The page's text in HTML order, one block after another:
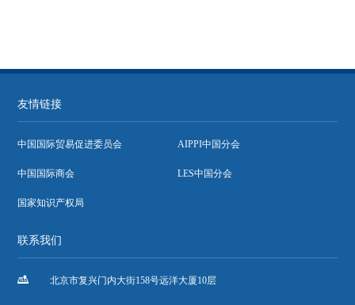
友情链接
中国国际贸易促进委员会 AIPPI中国分会
中国国际商会 LES中国分会
国家知识产权局
联系我们
 北京市复兴门内大街158号远洋大厦10层